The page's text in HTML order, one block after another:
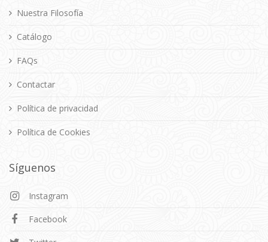
Nuestra Filosofía
Catálogo
FAQs
Contactar
Política de privacidad
Política de Cookies
Síguenos
Instagram
Facebook